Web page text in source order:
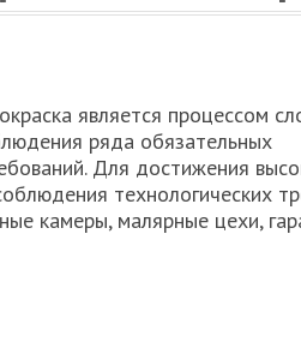
является процессом
ряда обязательных
Для достижения
технологических
камеры, малярные цехи,